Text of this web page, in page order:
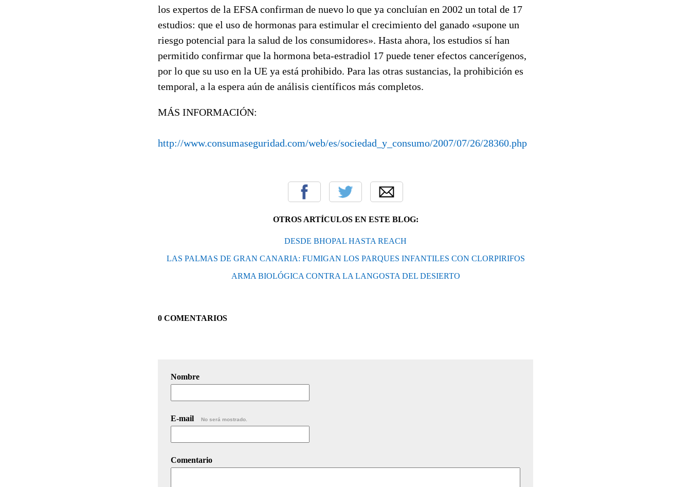
los expertos de la EFSA confirman de nuevo lo que ya concluían en 2002 un total de 17
estudios: que el uso de hormonas para estimular el crecimiento del ganado «supone un
riesgo potencial para la salud de los consumidores». Hasta ahora, los estudios sí han
permitido confirmar que la hormona beta-estradiol 17 puede tener efectos cancerígenos,
por lo que su uso en la UE ya está prohibido. Para las otras sustancias, la prohibición es
temporal, a la espera aún de análisis científicos más completos.
MÁS INFORMACIÓN:
http://www.consumaseguridad.com/web/es/sociedad_y_consumo/2007/07/26/28360.php
OTROS ARTÍCULOS EN ESTE BLOG:
DESDE BHOPAL HASTA REACH
LAS PALMAS DE GRAN CANARIA: FUMIGAN LOS PARQUES INFANTILES CON CLORPIRIFOS
ARMA BIOLÓGICA CONTRA LA LANGOSTA DEL DESIERTO
0 COMENTARIOS
Nombre
E-mail No será mostrado.
Comentario